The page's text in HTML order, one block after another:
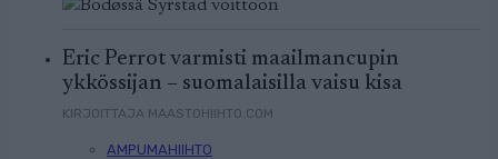
Eric Perrot varmisti maailmancupin
ykkössijan – suomalaisilla vaisu kisa
KIRJOITTAJA MAASTOHIIHTO.COM
AMPUMAHIIHTO